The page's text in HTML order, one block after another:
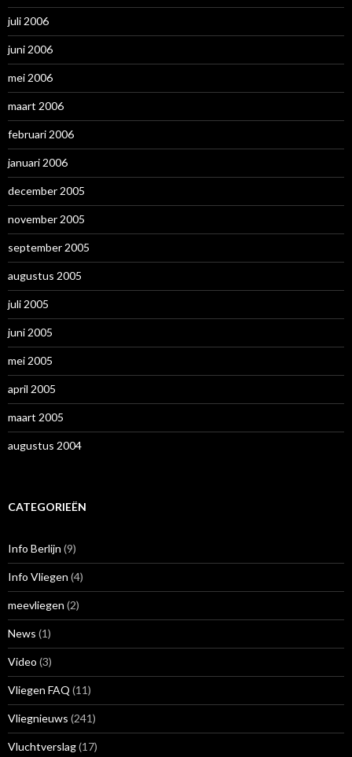
juli 2006
juni 2006
mei 2006
maart 2006
februari 2006
januari 2006
december 2005
november 2005
september 2005
augustus 2005
juli 2005
juni 2005
mei 2005
april 2005
maart 2005
augustus 2004
CATEGORIEËN
Info Berlijn (9)
Info Vliegen (4)
meevliegen (2)
News (1)
Video (3)
Vliegen FAQ (11)
Vliegnieuws (241)
Vluchtverslag(17)